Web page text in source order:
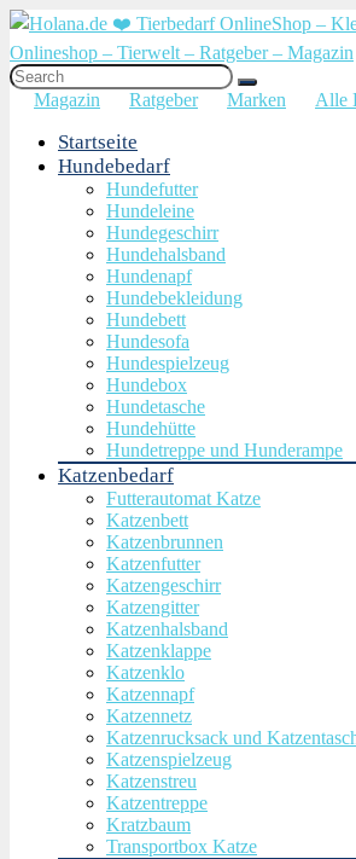
Magazin Ratgeber Marken Alle
Startseite
Hundebedarf
Hundefutter
Hundeleine
Hundegeschirr
Hundehalsband
Hundenapf
Hundebekleidung
Hundebett
Hundesofa
Hundespielzeug
Hundebox
Hundetasche
Hundehütte
Hundetreppe und Hunderampe
Katzenbedarf
Futterautomat Katze
Katzenbett
Katzenbrunnen
Katzenfutter
Katzengeschirr
Katzengitter
Katzenhalsband
Katzenklappe
Katzenklo
Katzennapf
Katzennetz
Katzenrucksack und
Katzenspielzeug
Katzenstreu
Katzentreppe
Kratzbaum
Transportbox Katze